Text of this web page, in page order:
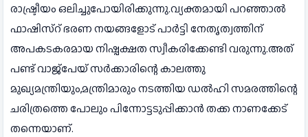
രാഷ്ട്രീയം ഒലിച്ചുപോയിരിക്കുന്നു.വ്യക്തമായി പറഞ്ഞാൽ
ഫാഷിസ്റ് ഭരണ നയങ്ങളോട് പാർട്ടി നേതൃത്വത്തിന്
അപകടകരമായ നിഷ്പക്ഷത സ്വീകരിക്കേണ്ടി വരുന്നു.അത്
പണ്ട് വാജ്‌പേയ് സർക്കാരിന്റെ കാലത്തു
മുഖ്യമന്ത്രിയും,മന്ത്രിമാരും നടത്തിയ ഡൽഹി സമരത്തിന്റെ
ചരിത്രത്തെ പോലും പിന്നോട്ടടുപ്പിക്കാൻ തക്ക നാണക്കേട്
തന്നെയാണ്.